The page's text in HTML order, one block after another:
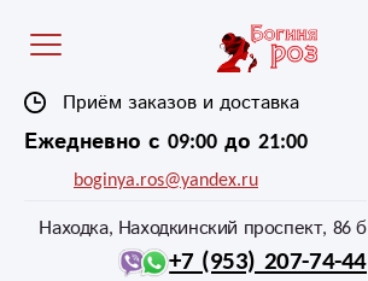
Приём заказов и доставка
Ежедневно с 09:00 до 21:00
boginya.ros@yandex.ru
Находка, Находкинский проспект, 86 б
+7 (953) 207-74-44